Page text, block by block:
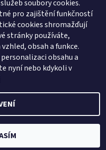
k této položce.
práva vyhrazena
soubory cookies.
pro zajištění funkčností
cookies shromažďují
stránky používáte,
obsah a funkce.
obsahu a
nyní nebo kdykoli v